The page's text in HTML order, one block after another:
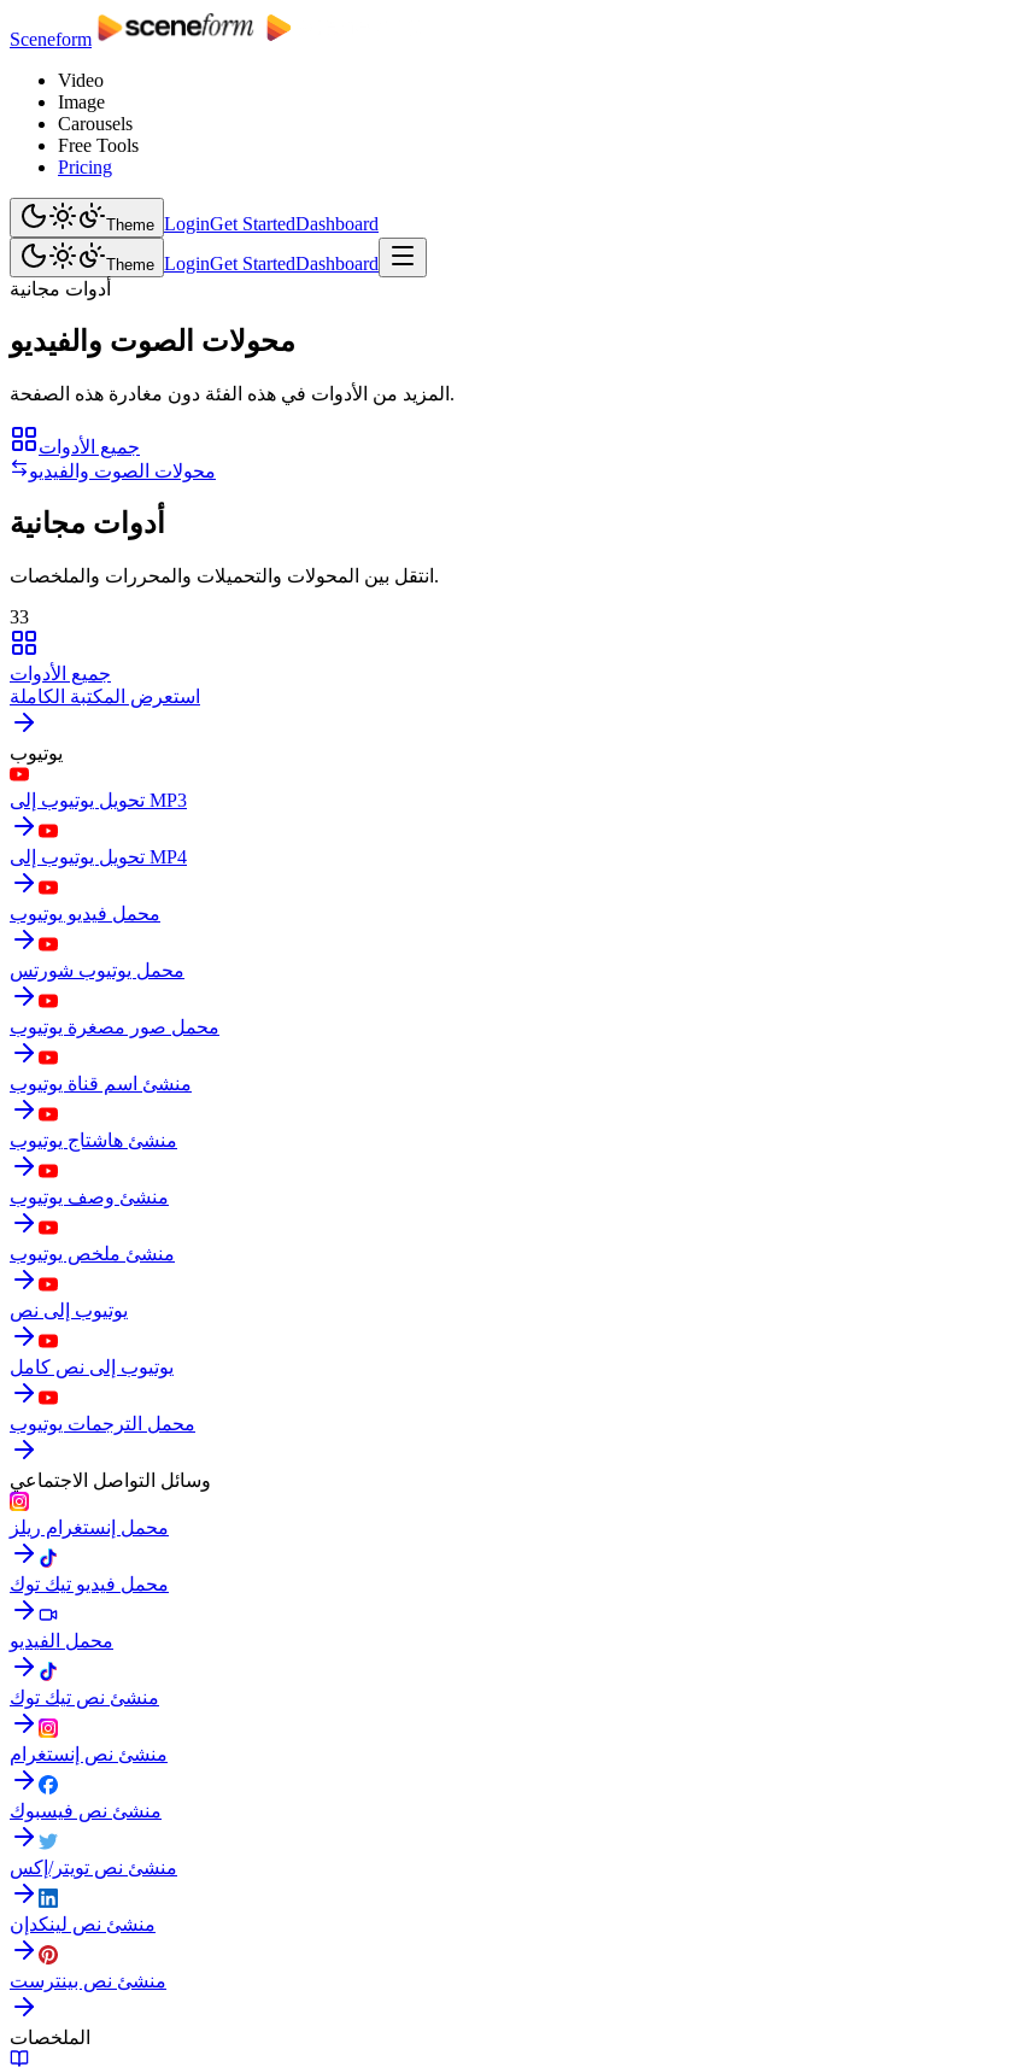
Sceneform
Video
Image
Carousels
Free Tools
Pricing
Theme LoginGet StartedDashboard
Theme LoginGet StartedDashboard
أدوات مجانية
محولات الصوت والفيديو
المزيد من الأدوات في هذه الفئة دون مغادرة هذه الصفحة.
جميع الأدوات
محولات الصوت والفيديو
أدوات مجانية
انتقل بين المحولات والتحميلات والمحررات والملخصات.
33
جميع الأدوات
استعرض المكتبة الكاملة
يوتيوب
تحويل يوتيوب إلى MP3
تحويل يوتيوب إلى MP4
محمل فيديو يوتيوب
محمل يوتيوب شورتس
محمل صور مصغرة يوتيوب
منشئ اسم قناة يوتيوب
منشئ هاشتاج يوتيوب
منشئ وصف يوتيوب
منشئ ملخص يوتيوب
يوتيوب إلى نص
يوتيوب إلى نص كامل
محمل الترجمات يوتيوب
وسائل التواصل الاجتماعي
محمل إنستغرام ريلز
محمل فيديو تيك توك
محمل الفيديو
منشئ نص تيك توك
منشئ نص إنستغرام
منشئ نص فيسبوك
منشئ نص تويتر/إكس
منشئ نص لينكدإن
منشئ نص بينترست
الملخصات